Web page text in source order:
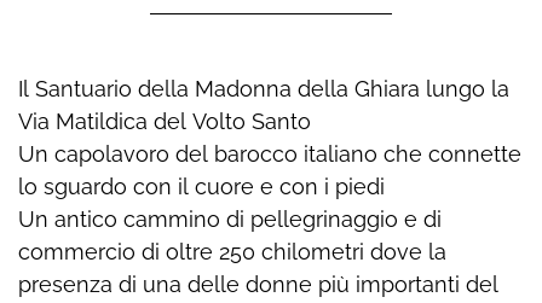
Il Santuario della Madonna della Ghiara lungo la
Via Matildica del Volto Santo
Un capolavoro del barocco italiano che connette
lo sguardo con il cuore e con i piedi
Un antico cammino di pellegrinaggio e di
commercio di oltre 250 chilometri dove la
presenza di una delle donne più importanti del